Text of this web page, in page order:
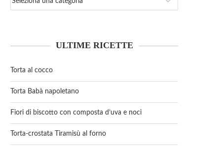
ULTIME RICETTE
Torta al cocco
Torta Babà napoletano
Fiori di biscotto con composta d’uva e noci
Torta-crostata Tiramisù al forno